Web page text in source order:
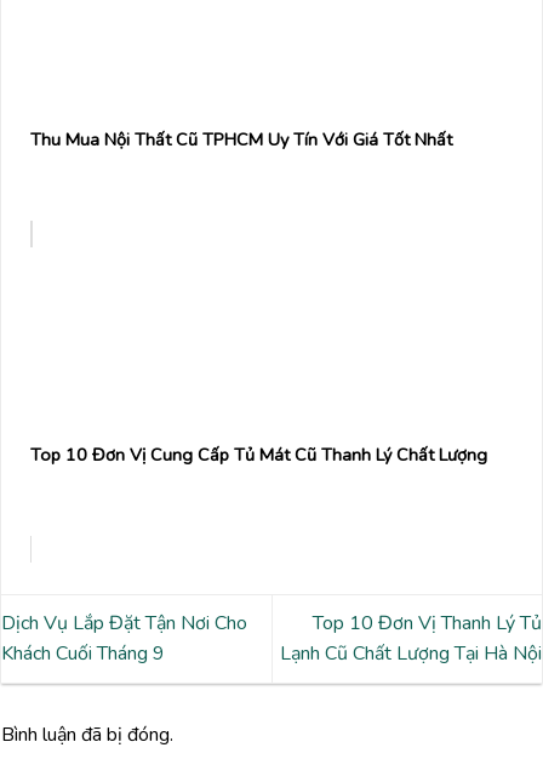
Thu Mua Nội Thất Cũ TPHCM Uy Tín Với Giá Tốt Nhất
Top 10 Đơn Vị Cung Cấp Tủ Mát Cũ Thanh Lý Chất Lượng
Dịch Vụ Lắp Đặt Tận Nơi Cho
Khách Cuối Tháng 9
Top 10 Đơn Vị Thanh Lý Tủ
Lạnh Cũ Chất Lượng Tại Hà Nội
Bình luận đã bị đóng.